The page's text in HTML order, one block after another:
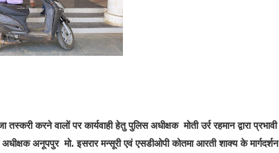
करने वालों पर कार्यवाही हेतु पुलिस अधीक्षक मोती उर्र रहमान द्वारा प्रभावी
अनूपपुर मो. इसरार मन्सूरी एवं एसडीओपी कोतमा आरती शाक्य के मार्गदर्शन